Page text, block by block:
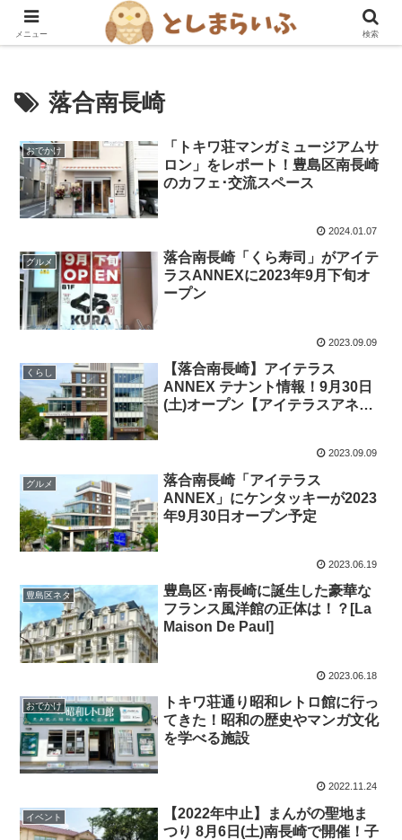
豊島区を楽しむ！グルメ・おでかけ情報ブログ
落合南長崎
おでかけ
「トキワ荘マンガミュージアムサ
ロン」をレポート！豊島区南長崎
のカフェ･交流スペース
2024.01.07
グルメ
落合南長崎「くら寿司」がアイテ
ラスANNEXに2023年9月下旬オ
ープン
2023.09.09
くらし
【落合南長崎】アイテラス
ANNEX テナント情報！9月30日
(土)オープン【アイテラスアネッ
2023.09.09
グルメ
落合南長崎「アイテラス
ANNEX」にケンタッキーが2023
年9月30日オープン予定
2023.06.19
豊島区ネタ
豊島区･南長崎に誕生した豪華な
フランス風洋館の正体は！？[La
Maison De Paul]
2023.06.18
おでかけ
トキワ荘通り昭和レトロ館に行っ
てきた！昭和の歴史やマンガ文化
を学べる施設
2022.11.24
イベント
【2022年中止】まんがの聖地ま
つり 8月6日(土)南長崎で開催！子
メニュー 検索